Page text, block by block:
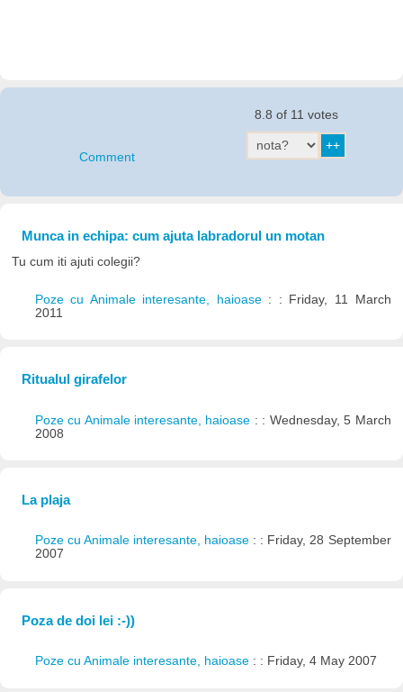
Comment
8.8 of 11 votes
Munca in echipa: cum ajuta labradorul un motan
Tu cum iti ajuti colegii?
Poze cu Animale interesante, haioase : : Friday, 11 March
2011
Ritualul girafelor
Poze cu Animale interesante, haioase : : Wednesday, 5 March
2008
La plaja
Poze cu Animale interesante, haioase : : Friday, 28 September
2007
Poza de doi lei :-))
Poze cu Animale interesante, haioase : : Friday, 4 May 2007